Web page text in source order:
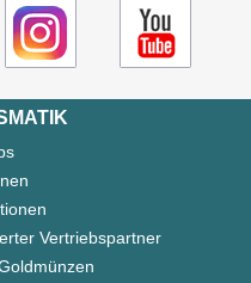
Vertriebspartner